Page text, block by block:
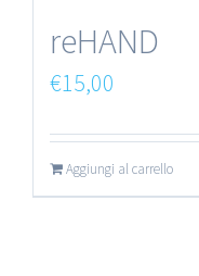
reHAND
€15,00
Aggiungi al carrello